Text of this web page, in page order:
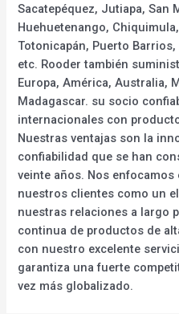
Sacatepéquez, Jutiapa, San
Huehuetenango,
Totonicapán, Puerto
etc. Rooder también
Europa, América, Australia,
Madagascar. su socio
internacionales con
Nuestras ventajas son la
confiabilidad que se han
veinte años. Nos
nuestros clientes como un
nuestras relaciones a largo
continua de productos de
con nuestro excelente
garantiza una fuerte
vez más globalizado.